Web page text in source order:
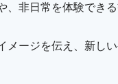
、非日常を体験でき
メージを伝え、新し